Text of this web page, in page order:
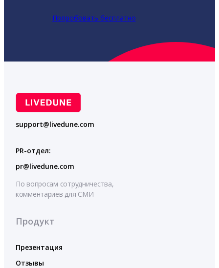
Попробовать бесплатно
support@livedune.com
PR-отдел:
pr@livedune.com
По вопросам сотрудничества,
комментариев для СМИ
Продукт
Презентация
Отзывы